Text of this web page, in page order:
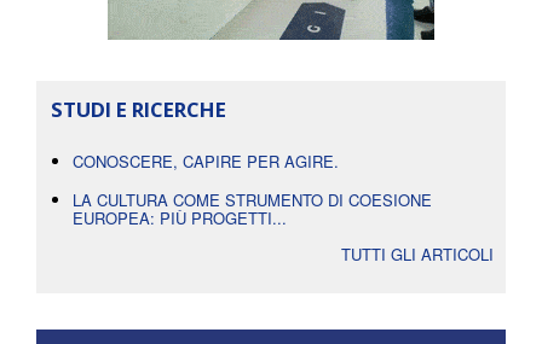
STUDI E RICERCHE
CONOSCERE, CAPIRE PER AGIRE.
LA CULTURA COME STRUMENTO DI COESIONE
EUROPEA: PIÙ PROGETTI...
TUTTI GLI ARTICOLI